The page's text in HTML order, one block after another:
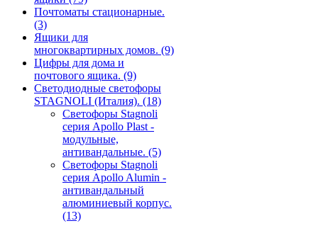
Почтоматы стационарные.
(3)
Ящики для
многоквартирных домов. (9)
Цифры для дома и
почтового ящика. (9)
Светодиодные светофоры
STAGNOLI (Италия). (18)
Светофоры Stagnoli
серия Apollo Plast -
модульные,
антивандальные. (5)
Светофоры Stagnoli
серия Apollo Alumin -
антивандальный
алюминиевый корпус.
(13)